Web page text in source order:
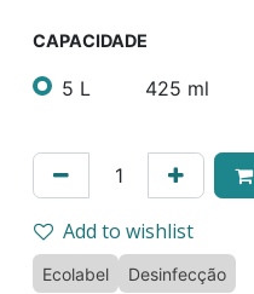
CAPACIDADE
5 L 425 ml
Add to wishlist
Ecolabel Desinfecção